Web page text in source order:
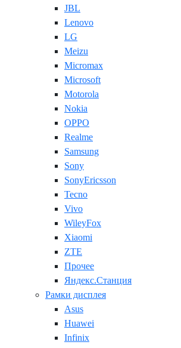
JBL
Lenovo
LG
Meizu
Micromax
Microsoft
Motorola
Nokia
OPPO
Realme
Samsung
Sony
SonyEricsson
Tecno
Vivo
WileyFox
Xiaomi
ZTE
Прочее
Яндекс.Станция
Рамки дисплея
Asus
Huawei
Infinix